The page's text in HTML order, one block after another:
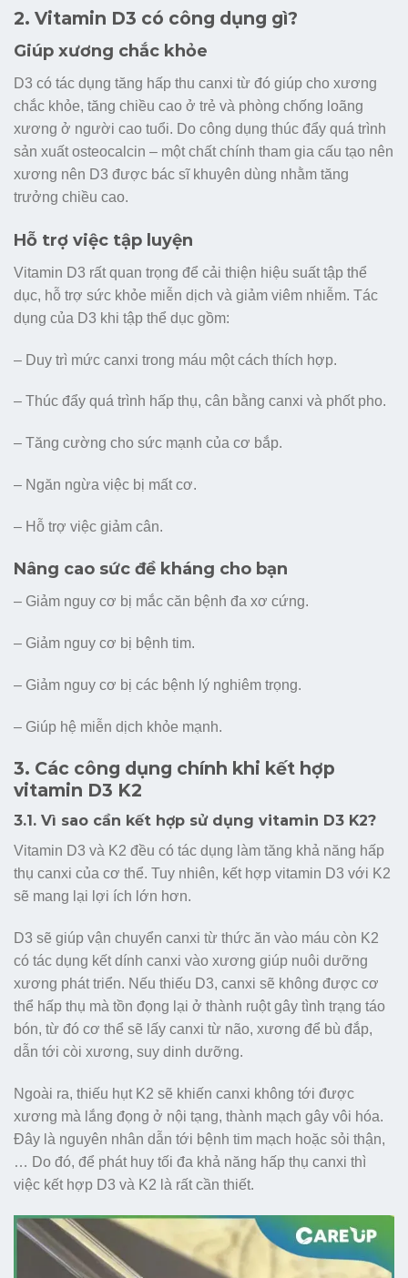
2. Vitamin D3 có công dụng gì?
Giúp xương chắc khỏe
D3 có tác dụng tăng hấp thu canxi từ đó giúp cho xương
chắc khỏe, tăng chiều cao ở trẻ và phòng chống loãng
xương ở người cao tuổi. Do công dụng thúc đẩy quá trình
sản xuất osteocalcin – một chất chính tham gia cấu tạo nên
xương nên D3 được bác sĩ khuyên dùng nhằm tăng
trưởng chiều cao.
Hỗ trợ việc tập luyện
Vitamin D3 rất quan trọng để cải thiện hiệu suất tập thể
dục, hỗ trợ sức khỏe miễn dịch và giảm viêm nhiễm. Tác
dụng của D3 khi tập thể dục gồm:
– Duy trì mức canxi trong máu một cách thích hợp.
– Thúc đẩy quá trình hấp thụ, cân bằng canxi và phốt pho.
– Tăng cường cho sức mạnh của cơ bắp.
– Ngăn ngừa việc bị mất cơ.
– Hỗ trợ việc giảm cân.
Nâng cao sức đề kháng cho bạn
– Giảm nguy cơ bị mắc căn bệnh đa xơ cứng.
– Giảm nguy cơ bị bệnh tim.
– Giảm nguy cơ bị các bệnh lý nghiêm trọng.
– Giúp hệ miễn dịch khỏe mạnh.
3. Các công dụng chính khi kết hợp
vitamin D3 K2
3.1. Vì sao cần kết hợp sử dụng vitamin D3 K2?
Vitamin D3 và K2 đều có tác dụng làm tăng khả năng hấp
thụ canxi của cơ thể. Tuy nhiên, kết hợp vitamin D3 với K2
sẽ mang lại lợi ích lớn hơn.
D3 sẽ giúp vận chuyển canxi từ thức ăn vào máu còn K2
có tác dụng kết dính canxi vào xương giúp nuôi dưỡng
xương phát triển. Nếu thiếu D3, canxi sẽ không được cơ
thể hấp thụ mà tồn đọng lại ở thành ruột gây tình trạng táo
bón, từ đó cơ thể sẽ lấy canxi từ não, xương để bù đắp,
dẫn tới còi xương, suy dinh dưỡng.
Ngoài ra, thiếu hụt K2 sẽ khiến canxi không tới được
xương mà lắng đọng ở nội tạng, thành mạch gây vôi hóa.
Đây là nguyên nhân dẫn tới bệnh tim mạch hoặc sỏi thận,
… Do đó, để phát huy tối đa khả năng hấp thụ canxi thì
việc kết hợp D3 và K2 là rất cần thiết.